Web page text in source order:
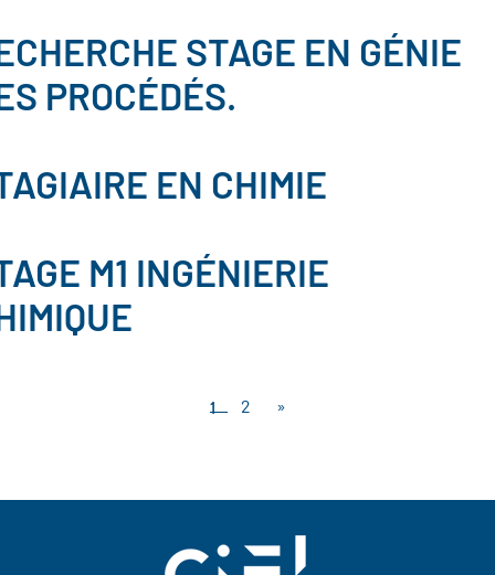
STAGE EN GÉNIE
PROCÉDÉS.
EN CHIMIE
M1 INGÉNIERIE
1 2 »